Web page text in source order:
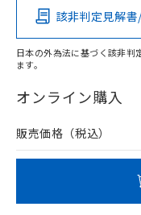
O
在庫等で未対応品が
問い合わせください。
該非判定見解
日本の外為法に基づく該非判
ます。
オンライン購入
販売価格（税込）